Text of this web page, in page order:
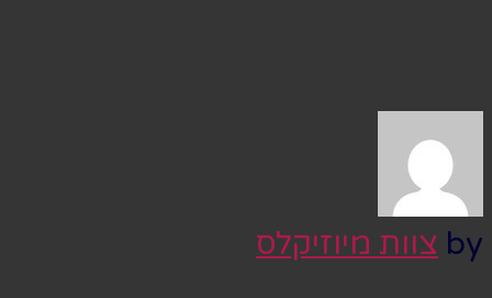
by צוות מיוזיקלס